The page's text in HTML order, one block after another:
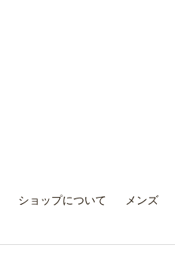
ショップについて メンズ